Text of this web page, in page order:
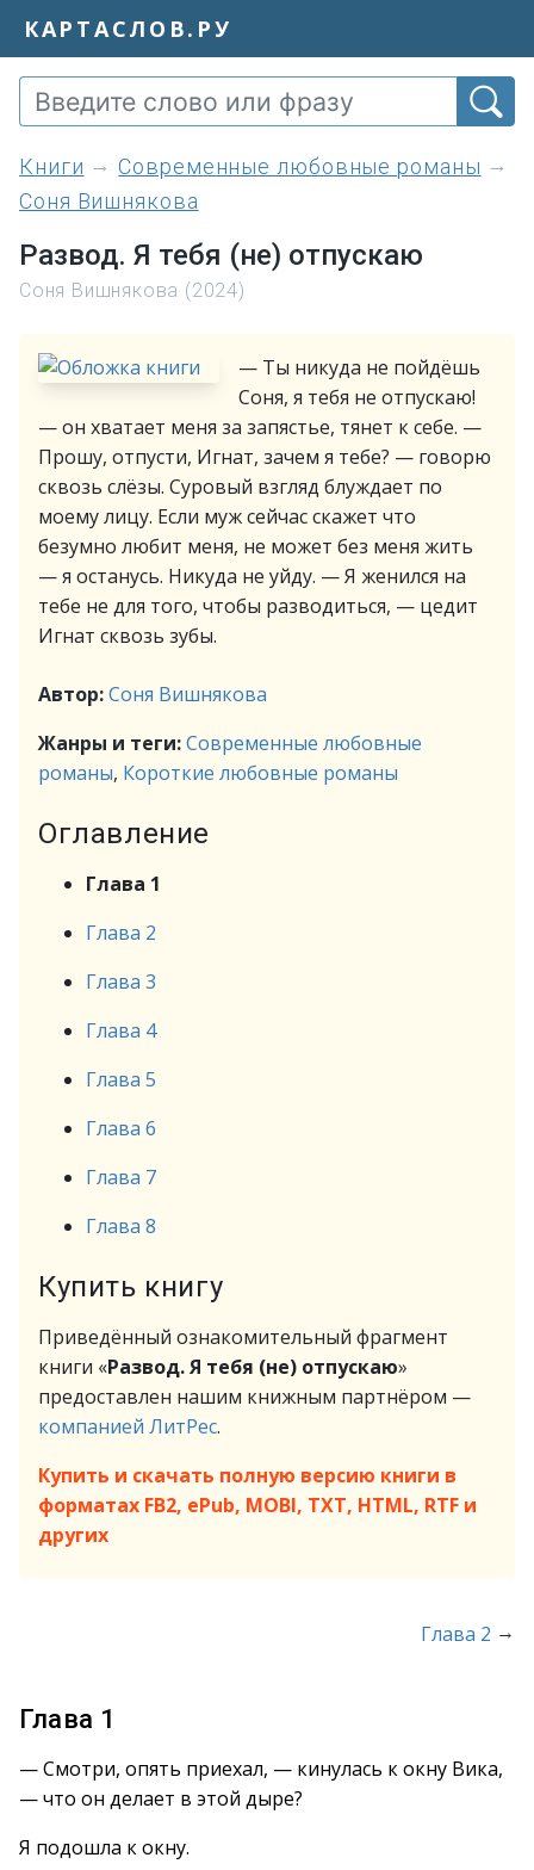
КАРТАСЛОВ.РУ
книги
Современные любовные романы
Соня Вишнякова
Развод. Я тебя (не) отпускаю
Соня Вишнякова (2024)
— Ты никуда не пойдёшь
Соня, я тебя не отпускаю!
— он хватает меня за запястье, тянет к себе. —
Прошу, отпусти, Игнат, зачем я тебе? — говорю
сквозь слёзы. Суровый взгляд блуждает по
моему лицу. Если муж сейчас скажет что
безумно любит меня, не может без меня жить
— я останусь. Никуда не уйду. — Я женился на
тебе не для того, чтобы разводиться, — цедит
Игнат сквозь зубы.
Автор:Соня Вишнякова
Жанры и теги:Современные любовные
романы, Короткие любовные романы
Оглавление
Глава 1
Глава 2
Глава 3
Глава 4
Глава 5
Глава 6
Глава 7
Глава 8
Купить книгу
Приведённый ознакомительный фрагмент
книги «Развод. Я тебя (не) отпускаю»
предоставлен нашим книжным партнёром —
компанией ЛитРес.
Купить и скачать полную версию книги в
форматах FB2, ePub, MOBI, TXT, HTML, RTF и
других
Глава 2 →
Глава 1
— Смотри, опять приехал, — кинулась к окну Вика,
— что он делает в этой дыре?
Я подошла к окну.